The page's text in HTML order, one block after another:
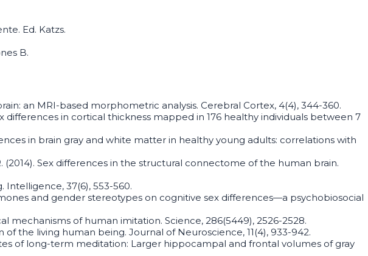
Ed. Katzs.
B.
an MRI-based morphometric analysis. Cerebral Cortex, 4(4), 344-360.
differences in cortical thickness mapped in 176 healthy individuals between 7
in brain gray and white matter in healthy young adults: correlations with
(2014). Sex differences in the structural connectome of the human brain.
Intelligence, 37(6), 553-560.
and gender stereotypes on cognitive sex differences—a psychobiosocial
mechanisms of human imitation. Science, 286(5449), 2526-2528.
of the living human being. Journal of Neuroscience, 11(4), 933-942.
of long-term meditation: Larger hippocampal and frontal volumes of gray